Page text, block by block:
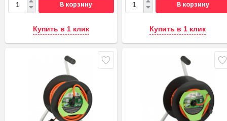
В корзину
Купить в 1 клик
В корзину
Купить в 1 клик